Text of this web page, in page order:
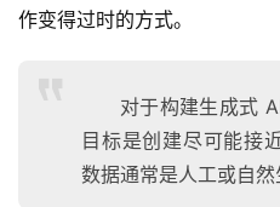
作变得过时的方式。
对于构建生成式
目标是创建尽可能接
数据通常是人工或自然